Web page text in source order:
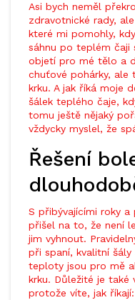
Asi bych neměl
zdravotnické rady,
které mi pomohly,
sáhnu po teplém čaji
objetí pro mé tělo a
chuťové pohárky,
krku. A jak říká moje
šálek teplého čaje,
tomu ještě nějaký
vždycky myslel, že
Řešení
S přibývajícími roky a
přišel na to, že není
jim vyhnout.
při spaní, kvalitní šály
teploty jsou pro mě
krku. Důležité je také
protože víte, jak